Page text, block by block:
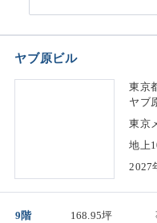
ヤブ原ビル
東京
ヤブ
東京
地上
2027
9階 168.95坪